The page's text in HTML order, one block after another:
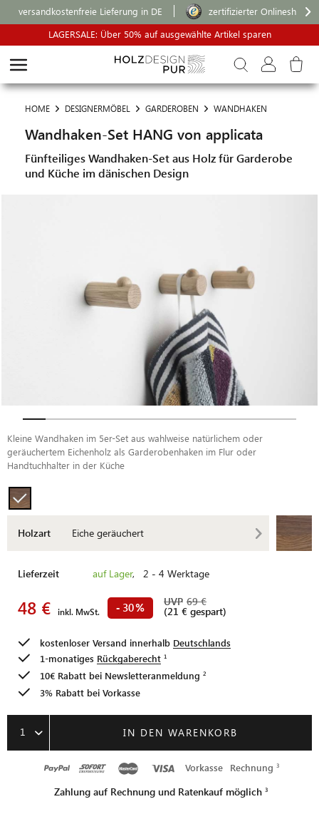
versandkostenfreie Lieferung in DE
zertifizierter Onlineshop
LAGERSALE: Über 50% auf ausgewählte Artikel sparen
HOME DESIGNERMÖBEL GARDEROBEN WANDHAKEN
Wandhaken-Set HANG von applicata
Fünfteiliges Wandhaken-Set aus Holz für Garderobe
und Küche im dänischen Design
Kleine Wandhaken im 5er-Set aus wahlweise natürlichem oder
geräuchertem Eichenholz als Garderobenhaken im Flur oder
Handtuchhalter in der Küche
Holzart Eiche geräuchert
Lieferzeit auf Lager, 2 - 4 Werktage
48 € inkl. MwSt. - 30%
UVP 69 €
(21 € gespart)
kostenloser Versand innerhalb Deutschlands
1-monatiges Rückgaberecht
10€ Rabatt bei Newsletteranmeldung
3% Rabatt bei Vorkasse
1 IN DEN WARENKORB
Vorkasse Rechnung
Zahlung auf Rechnung und Ratenkauf möglich